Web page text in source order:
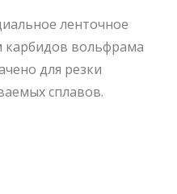
ленточное
карбидов вольфрама
для резки
сплавов.